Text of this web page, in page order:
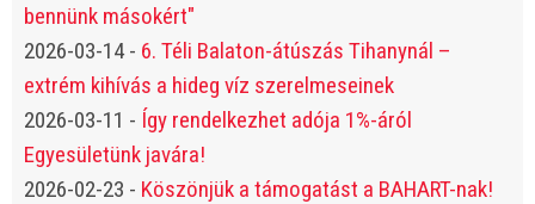
bennünk másokért"
2026-03-14- 6. Téli Balaton-átúszás Tihanynál –
extrém kihívás a hideg víz szerelmeseinek
2026-03-11 - Így rendelkezhet adója 1%-áról
Egyesületünk javára!
2026-02-23 - Köszönjük a támogatást a BAHART-nak!